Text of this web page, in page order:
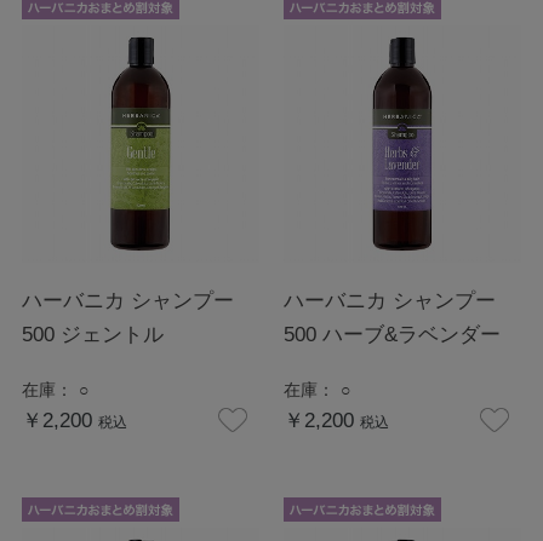
ハーバニカ シャンプー
500 ジェントル
在庫： ○
￥2,200 税込
ハーバニカ シャンプー
500 ハーブ&ラベンダー
在庫： ○
￥2,200 税込